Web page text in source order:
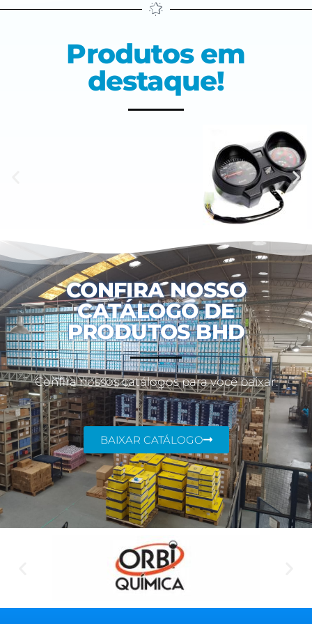
Produtos em
destaque!
CONFIRA NOSSO
CATÁLOGO DE
PRODUTOS BHD
Confira nossos catálogos para você baixar.
BAIXAR CATÁLOGO